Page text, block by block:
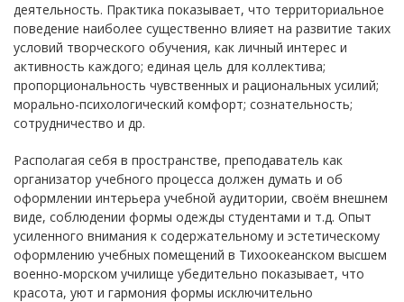
деятельность. Практика показывает, что территориальное
поведение наиболее существенно влияет на развитие таких
условий творческого обучения, как личный интерес и
активность каждого; единая цель для коллектива;
пропорциональность чувственных и рациональных усилий;
морально-психологический комфорт; сознательность;
сотрудничество и др.
Располагая себя в пространстве, преподаватель как
организатор учебного процесса должен думать и об
оформлении интерьера учебной аудитории, своём внешнем
виде, соблюдении формы одежды студентами и т.д. Опыт
усиленного внимания к содержательному и эстетическому
оформлению учебных помещений в Тихоокеанском высшем
военно-морском училище убедительно показывает, что
красота, уют и гармония формы исключительно